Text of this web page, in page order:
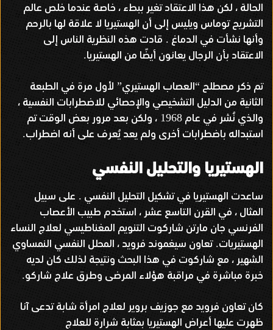
الحالة ، لكن هذا الاعتقاد تغير ببطء ، خاصة عندما خلص عالم
التشريح توماس ويليس إلى أن الهستيريا لا علاقة لها بالرحم
وأنها نشأت في الدماغ . قادت هذه النظرية الناس إلى
الاعتقاد بأن الرجال يعانون أيضًا من الهستيريا.
تم ذكر مصطلح “العصاب الهستيري” لأول مرة في الطبعة
الثانية من الدليل التشخيصي والإحصائي للاضطرابات النفسية ،
والذي نُشر في عام 1968 ، ولكن بعد مرور بعض الوقت تم
استبداله باضطرابات أخرى ولم يعد يُعرف على أنه اضطراب.
الهستيريا والتحليل النفسي
ساعدت الهستيريا في تشكيل التحليل النفسي . على سبيل
المثال ، في القرن التاسع عشر ، استخدم طبيب الأعصاب
الفرنسي جان مارتن شاركوت التنويم المغناطيسي لعلاج النساء
الهستيريات.تعاون سيغموند فرويد ، المحلل النفسي النمساوي
الشهير ، مع شاركوت في هذا البحث ونتيجة لذلك كان لديه
خبرة مباشرة في مراقبة هؤلاء المرضى وطرق علاج شاركو.
كان تعاون فرويد مع جوزيف بروير لعلاج امرأة شابة تدعى آنا
ظهرت عليها أعراض الهستيريا بمثابة شرارة للعلاج